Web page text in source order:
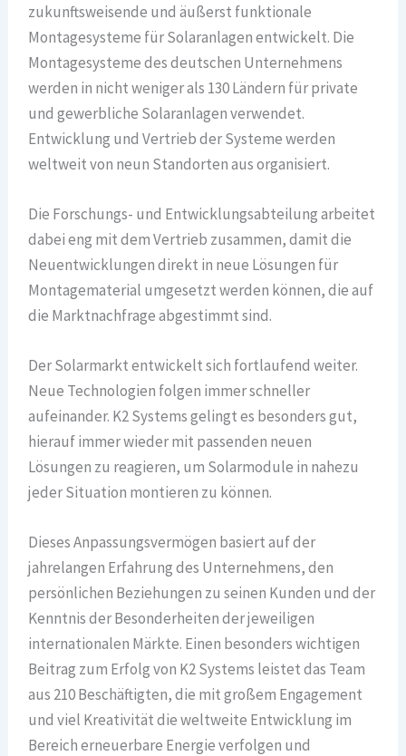
zukunftsweisende und äußerst funktionale
Montagesysteme für Solaranlagen entwickelt. Die
Montagesysteme des deutschen Unternehmens
werden in nicht weniger als 130 Ländern für private
und gewerbliche Solaranlagen verwendet.
Entwicklung und Vertrieb der Systeme werden
weltweit von neun Standorten aus organisiert.
Die Forschungs- und Entwicklungsabteilung arbeitet
dabei eng mit dem Vertrieb zusammen, damit die
Neuentwicklungen direkt in neue Lösungen für
Montagematerial umgesetzt werden können, die auf
die Marktnachfrage abgestimmt sind.
Der Solarmarkt entwickelt sich fortlaufend weiter.
Neue Technologien folgen immer schneller
aufeinander. K2 Systems gelingt es besonders gut,
hierauf immer wieder mit passenden neuen
Lösungen zu reagieren, um Solarmodule in nahezu
jeder Situation montieren zu können.
Dieses Anpassungsvermögen basiert auf der
jahrelangen Erfahrung des Unternehmens, den
persönlichen Beziehungen zu seinen Kunden und der
Kenntnis der Besonderheiten der jeweiligen
internationalen Märkte. Einen besonders wichtigen
Beitrag zum Erfolg von K2 Systems leistet das Team
aus 210 Beschäftigten, die mit großem Engagement
und viel Kreativität die weltweite Entwicklung im
Bereich erneuerbare Energie verfolgen und